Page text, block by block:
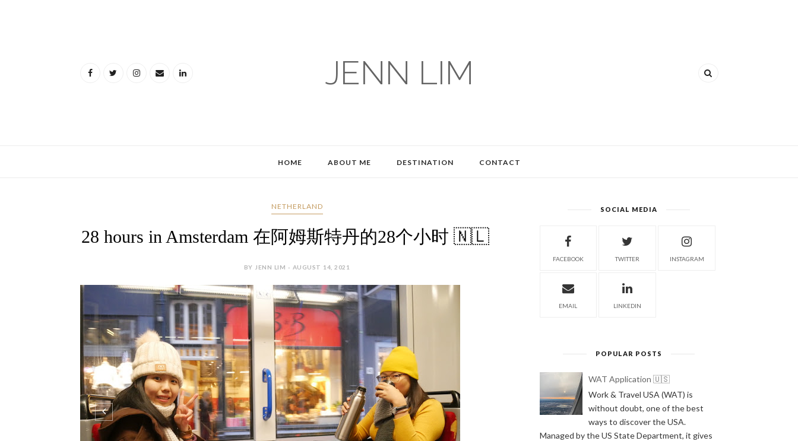
JENN LIM
HOME ABOUT ME DESTINATION CONTACT
NETHERLAND
28 hours in Amsterdam 在阿姆斯特丹的28个小时 🇳🇱
BY JENN LIM - AUGUST 14, 2021
SOCIAL MEDIA
FACEBOOK TWITTER INSTAGRAM
EMAIL LINKEDIN
POPULAR POSTS
WAT Application 🇺🇸
Work & Travel USA (WAT) is
without doubt, one of the best
ways to discover the USA.
Managed by the US State Department, it gives